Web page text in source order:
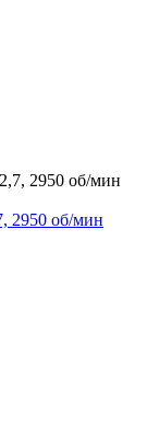
2950 об/мин